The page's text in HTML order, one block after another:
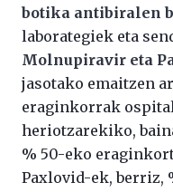
botika antibiralen
laborategiek eta
Molnupiravir eta
jasotako emaitzen
eraginkorrak
heriotzarekiko,
% 50-eko
Paxlovid-ek, berriz,